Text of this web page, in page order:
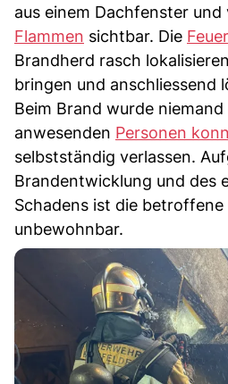
aus einem Dachfenster und
Flammen sichtbar. Die
Brandherd rasch
bringen und anschliessend
Beim Brand wurde
anwesenden Personen
selbstständig verlassen.
Brandentwicklung und des
Schadens ist die
unbewohnbar.